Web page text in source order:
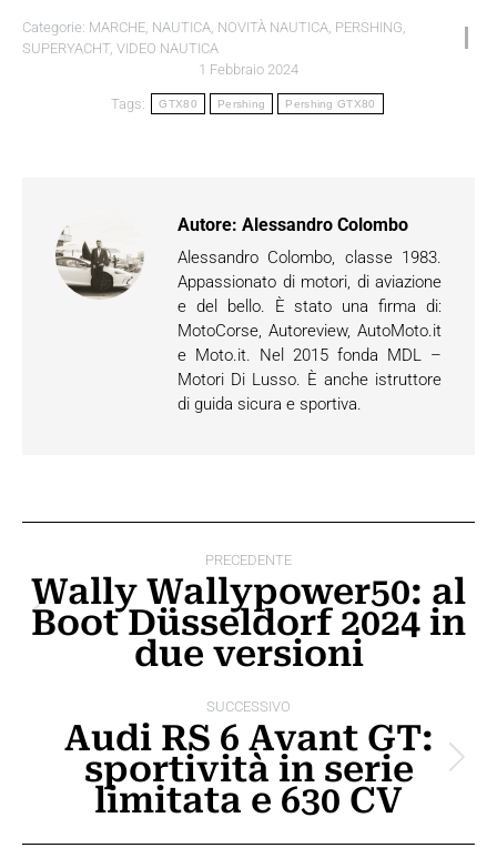
Categorie: MARCHE, NAUTICA, NOVITÀ NAUTICA, PERSHING,
SUPERYACHT, VIDEO NAUTICA
1 Febbraio 2024
Tags: GTX80 Pershing Pershing GTX80
Autore: Alessandro Colombo
Alessandro Colombo, classe 1983.
Appassionato di motori, di aviazione
e del bello. È stato una firma di:
MotoCorse, Autoreview, AutoMoto.it
e Moto.it. Nel 2015 fonda MDL –
Motori Di Lusso. È anche istruttore
di guida sicura e sportiva.
tra
PRECEDENTE
Post
precedente:
Wally Wallypower50: al
Boot Düsseldorf 2024 in
due versioni
SUCCESSIVO
Prossimo
post:
Audi RS 6 Avant GT:
sportività in serie
limitata e 630 CV